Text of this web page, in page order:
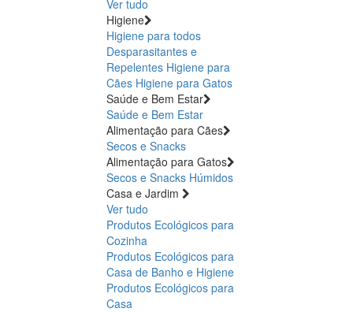
Ver tudo
Higiene
Higiene para todos
Desparasitantes e
Repelentes Higiene para
Cães Higiene para Gatos
Saúde e Bem Estar
Saúde e Bem Estar
Alimentação para Cães
Secos e Snacks
Alimentação para Gatos
Secos e Snacks Húmidos
Casa e Jardim
Ver tudo
Produtos Ecológicos para
Cozinha
Produtos Ecológicos para
Casa de Banho e Higiene
Produtos Ecológicos para
Casa